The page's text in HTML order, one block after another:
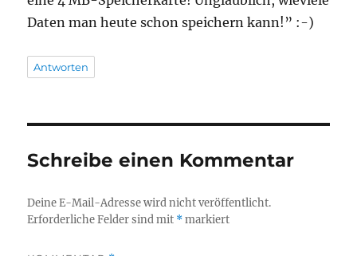
Daten man heute schon speichern kann!” :-)
Antworten
Schreibe einen Kommentar
Deine E-Mail-Adresse wird nicht veröffentlicht.
Erforderliche Felder sind mit *markiert